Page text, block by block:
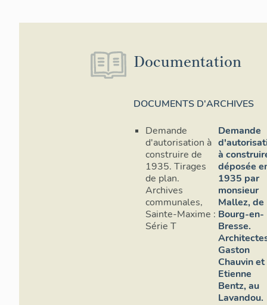
Documentation
DOCUMENTS D'ARCHIVES
Demande
d'autorisation à
construire de
1935. Tirages
de plan.
Archives
communales,
Sainte-Maxime :
Série T
Demande
à
déposée
1935 par
monsieur
Mallez, de
Bourg-en-
Bresse.
Gaston
Chauvin et
Etienne
Bentz, au
Lavandou.